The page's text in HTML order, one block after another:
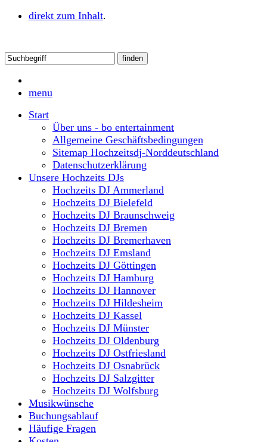
direkt zum Inhalt.
menu
Start
Über uns - bo entertainment
Allgemeine Geschäftsbedingungen
Sitemap Hochzeitsdj-Norddeutschland
Datenschutzerklärung
Unsere Hochzeits DJs
Hochzeits DJ Ammerland
Hochzeits DJ Bielefeld
Hochzeits DJ Braunschweig
Hochzeits DJ Bremen
Hochzeits DJ Bremerhaven
Hochzeits DJ Emsland
Hochzeits DJ Göttingen
Hochzeits DJ Hamburg
Hochzeits DJ Hannover
Hochzeits DJ Hildesheim
Hochzeits DJ Kassel
Hochzeits DJ Münster
Hochzeits DJ Oldenburg
Hochzeits DJ Ostfriesland
Hochzeits DJ Osnabrück
Hochzeits DJ Salzgitter
Hochzeits DJ Wolfsburg
Musikwünsche
Buchungsablauf
Häufige Fragen